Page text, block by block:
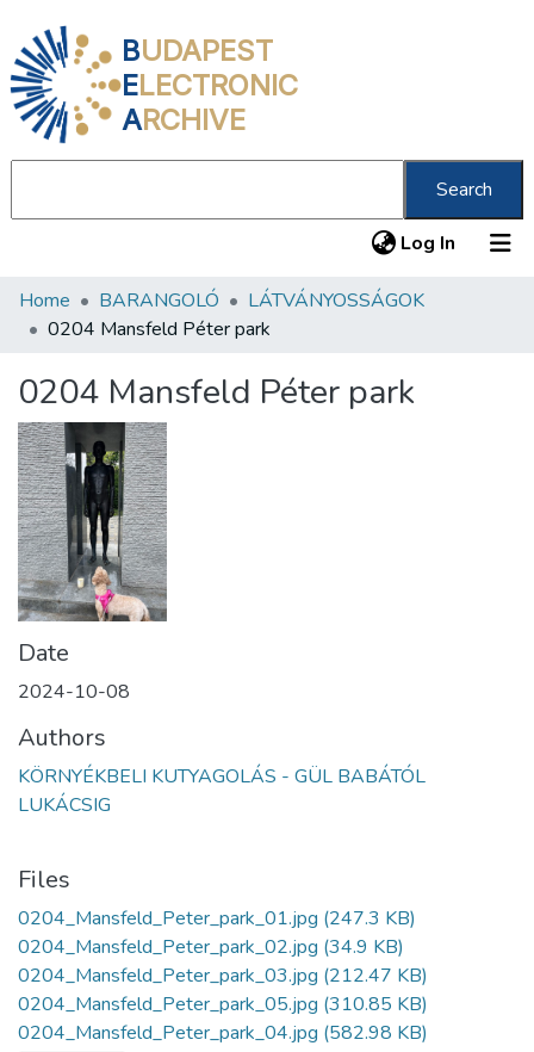
BUDAPEST
ELECTRONIC
ARCHIVE
Search
Log In (current)
Communities & Collections
Statistics
About us
Home BARANGOLÓ
LÁTVÁNYOSSÁGOK
0204 Mansfeld Péter park
0204 Mansfeld Péter park
Date
2024-10-08
Authors
KÖRNYÉKBELI KUTYAGOLÁS - GÜL BABÁTÓL
LUKÁCSIG
Files
0204_Mansfeld_Peter_park_01.jpg (247.3 KB)
0204_Mansfeld_Peter_park_02.jpg (34.9 KB)
0204_Mansfeld_Peter_park_03.jpg (212.47 KB)
0204_Mansfeld_Peter_park_05.jpg (310.85 KB)
0204_Mansfeld_Peter_park_04.jpg (582.98 KB)